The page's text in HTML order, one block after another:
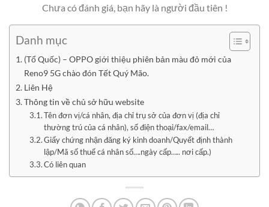
Chưa có đánh giá, bạn hãy là người đầu tiên !
Danh mục
(Tổ Quốc) – OPPO giới thiệu phiên bản màu đỏ mới của
Reno9 5G chào đón Tết Quý Mão.
Liên Hệ
Thông tin về chủ sở hữu website
Tên đơn vị/cá nhân, địa chỉ trụ sở của đơn vị (địa chỉ
thường trú của cá nhân), số điện thoại/fax/email…
Giấy chứng nhận đăng ký kinh doanh/Quyết định thành
lập/Mã số thuế cá nhân số….ngày cấp….. nơi cấp.)
Có liên quan